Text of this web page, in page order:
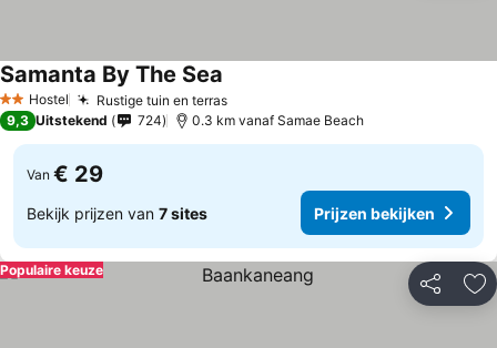
2 Sterren
Hostel Rustige tuin en terrasPrijzen bekijken
Samanta By The Sea
9,3 Uitstekend 724 0.3 km vanaf Samae Beach
Van € 29
Bekijk prijzen van 7 sites Prijzen bekijken
Delen
Populaire keuze